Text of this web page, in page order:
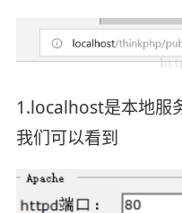
1.localhost是本地服
我们可以看到